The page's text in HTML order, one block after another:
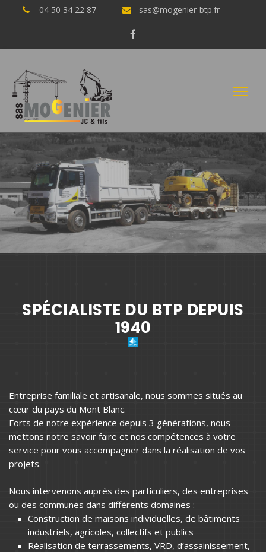
04 50 34 22 87 sas@mogenier-btp.fr
SPÉCIALISTE DU BTP DEPUIS
1940
Entreprise familiale et artisanale, nous sommes situés au
cœur du pays du Mont Blanc.
Forts de notre expérience depuis 3 générations, nous
mettons notre savoir faire et nos compétences à votre
service pour vous accompagner dans la réalisation de vos
projets.
Nous intervenons auprès des particuliers, des entreprises
ou des communes dans différents domaines :
Construction de maisons individuelles, de bâtiments
industriels, agricoles, collectifs et publics
Réalisation de terrassements, VRD, d’assainissement,